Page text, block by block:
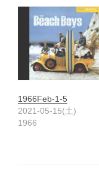
1966Feb-1-5
2021-05-15(土)
1966